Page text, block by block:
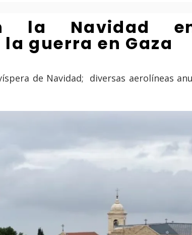
la Navidad en
guerra en Gaza